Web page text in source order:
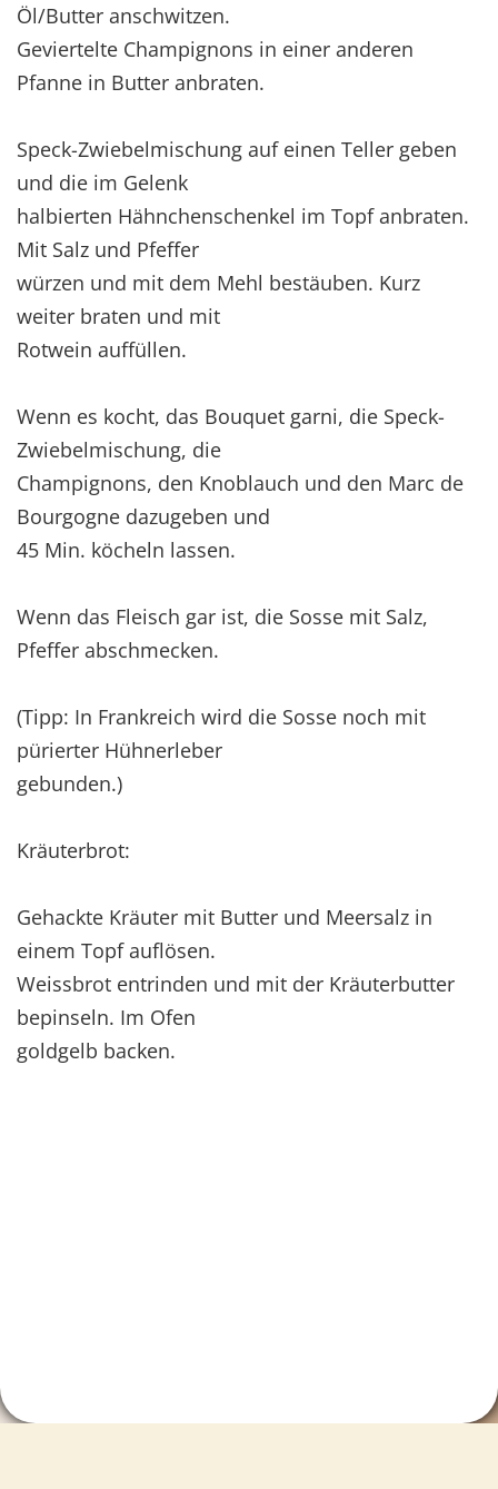
Öl/Butter anschwitzen.
Geviertelte Champignons in einer anderen
Pfanne in Butter anbraten.
Speck-Zwiebelmischung auf einen Teller geben
und die im Gelenk
halbierten Hähnchenschenkel im Topf anbraten.
Mit Salz und Pfeffer
würzen und mit dem Mehl bestäuben. Kurz
weiter braten und mit
Rotwein auffüllen.
Wenn es kocht, das Bouquet garni, die Speck-
Zwiebelmischung, die
Champignons, den Knoblauch und den Marc de
Bourgogne dazugeben und
45 Min. köcheln lassen.
Wenn das Fleisch gar ist, die Sosse mit Salz,
Pfeffer abschmecken.
(Tipp: In Frankreich wird die Sosse noch mit
pürierter Hühnerleber
gebunden.)
Kräuterbrot:
Gehackte Kräuter mit Butter und Meersalz in
einem Topf auflösen.
Weissbrot entrinden und mit der Kräuterbutter
bepinseln. Im Ofen
goldgelb backen.